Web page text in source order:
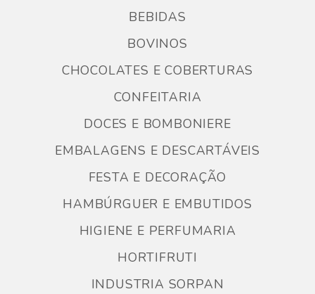
BEBIDAS
BOVINOS
CHOCOLATES E COBERTURAS
CONFEITARIA
DOCES E BOMBONIERE
EMBALAGENS E DESCARTÁVEIS
FESTA E DECORAÇÃO
HAMBÚRGUER E EMBUTIDOS
HIGIENE E PERFUMARIA
HORTIFRUTI
INDUSTRIA SORPAN